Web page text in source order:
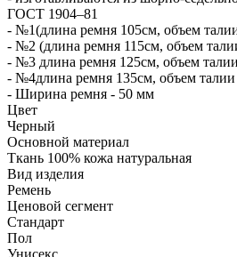
ГОСТ 1904–81
- №1(длина ремня 105см, объем
- №2 (длина ремня 115см, объем
- №3 длина ремня 125см, объем
- №4длина ремня 135см, объем
- Ширина ремня - 50 мм
Цвет
Черный
Основной материал
Ткань 100% кожа натуральная
Вид изделия
Ремень
Ценовой сегмент
Стандарт
Пол
Унисекс